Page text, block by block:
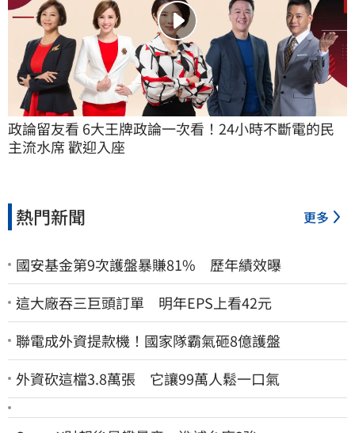
政論留友看 6大王牌政論一次看！24小時不斷電的民
主流水席 歡迎入座
熱門新聞 更多
國安基金第9次護盤暴賺81% 歷年績效曝
這大廠吞三巨頭訂單 明年EPS上看42元
聯電成外資提款機！國家隊霸氣砸8億護盤
外資砍這檔3.8萬張 它讓99萬人鬆一口氣